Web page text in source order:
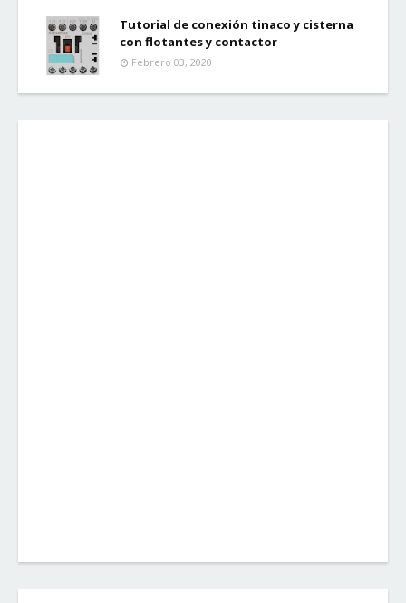
Tutorial de conexión tinaco y cisterna
con flotantes y contactor
Febrero 03, 2020